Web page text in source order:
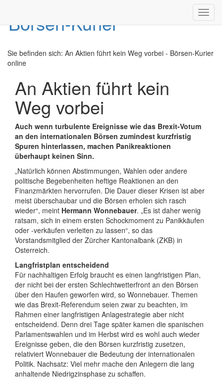
Sie befinden sich: An Aktien führt kein Weg vorbei - Börsen-Kurier
online
An Aktien führt kein
Weg vorbei
Auch wenn turbulente Ereignisse wie das Brexit-Votum
an den internationalen Börsen zumindest kurzfristig
Spuren hinterlassen, machen Panikreaktionen
überhaupt keinen Sinn.
„Natürlich können Abstimmungen, Wahlen oder andere
politische Begebenheiten heftige Reaktionen an den
Finanzmärkten hervorrufen. Die Dauer dieser Krisen ist aber
meist überschaubar und die Börsen erholen sich rasch
wieder“, meint Hermann Wonnebauer. „Es ist daher wenig
ratsam, sich in einem ersten Schockmoment zu Panikkäufen
oder -verkäufen verleiten zu lassen“, so das
Vorstandsmitglied der Zürcher Kantonalbank (ZKB) in
Osterreich.
Langfristplan entscheidend
Für nachhaltigen Erfolg braucht es einen langfristigen Plan,
der nicht bei der ersten Schlechtwetterfront an den Börsen
über den Haufen geworfen wird, so Wonnebauer. Themen
wie das Brexit-Referendum seien zwar zu beachten, im
Rahmen einer langfristigen Anlagestrategie aber nicht
entscheidend. Denn drei Tage später kamen die spanischen
Parlamentswahlen und im Herbst wird es wohl auch wieder
Ereignisse geben, die den Börsen kurzfristig zusetzen,
relativiert Wonnebauer die Bedeutung der internationalen
Politik. Nachsatz: Viel mehr mache den Anlegern die lang
anhaltende Niedrigzinsphase zu schaffen.